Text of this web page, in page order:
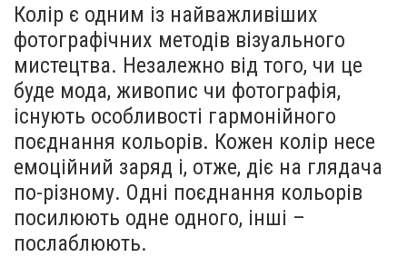
Колір є одним із найважливіших
фотографічних методів візуального
мистецтва. Незалежно від того, чи це
буде мода, живопис чи фотографія,
існують особливості гармонійного
поєднання кольорів. Кожен колір несе
емоційний заряд і, отже, діє на глядача
по-різному. Одні поєднання кольорів
посилюють одне одного, інші –
послаблюють.